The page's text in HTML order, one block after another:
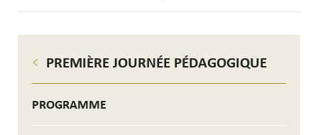
PREMIÈRE JOURNÉE PÉDAGOGIQUE
PROGRAMME